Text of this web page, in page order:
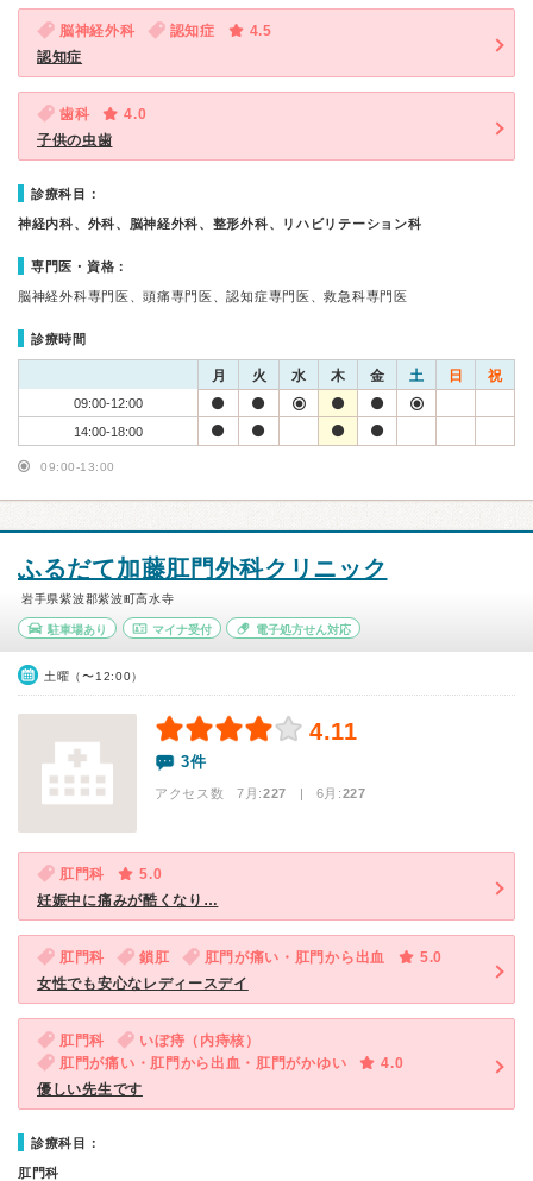
脳神経外科 認知症
4.5
認知症
歯科
4.0
子供の虫歯
診療科目：
神経内科、外科、脳神経外科、整形外科、リハビリテーション科
専門医・資格：
脳神経外科専門医、頭痛専門医、認知症専門医、救急科専門医
診療時間
月 火 水 木 金 土 日 祝
09:00-12:00
14:00-18:00
09:00-13:00
ふるだて加藤肛門外科クリニック
岩手県紫波郡紫波町高水寺
駐車場あり マイナ受付 電子処方せん対応
土曜（〜12:00）
4.11
3件
アクセス数 7月:227 | 6月:227
肛門科
5.0
妊娠中に痛みが酷くなり…
肛門科 鎖肛 肛門が痛い・肛門から出血
5.0
女性でも安心なレディースデイ
肛門科
いぼ痔（内痔核）
肛門が痛い・肛門から出血・肛門がかゆい
4.0
優しい先生です
診療科目：
肛門科